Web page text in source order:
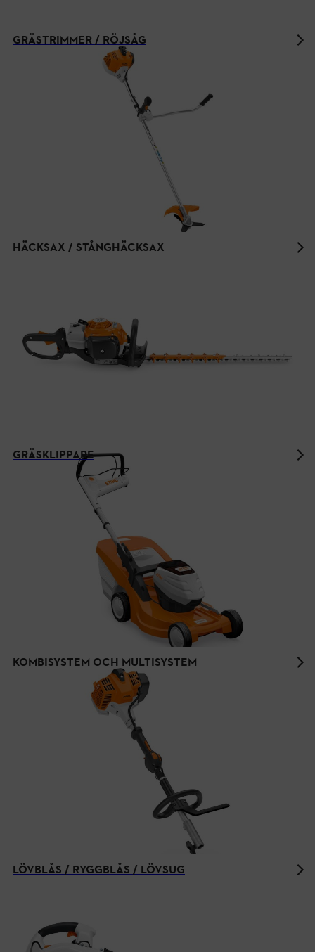
GRÄSTRIMMER / RÖJSÅG
HÄCKSAX / STÅNGHÄCKSAX
GRÄSKLIPPARE
KOMBISYSTEM OCH MULTISYSTEM
LÖVBLÅS / RYGGBLÅS / LÖVSUG